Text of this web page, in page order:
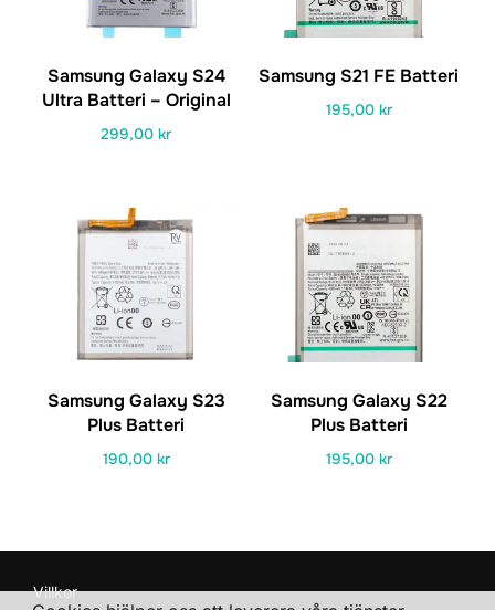
Samsung Galaxy S24
Ultra Batteri – Original
299,00kr
Samsung S21 FE Batteri
195,00 kr
Samsung Galaxy S23
Plus Batteri
190,00 kr
Samsung Galaxy S22
Plus Batteri
195,00 kr
Villkor